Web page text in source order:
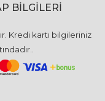
BILGILERI
Kredi kartı bilgileriniz